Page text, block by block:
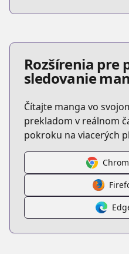
Rozšírenia pre
sledovanie
Čítajte manga vo
prekladom v reálnom
pokroku na viacerých